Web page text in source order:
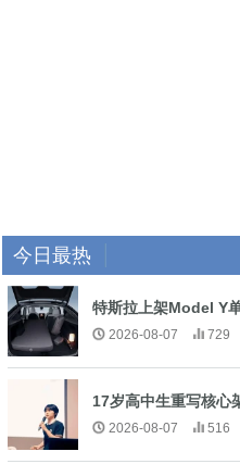
今日最热
特斯拉上架Model Y
2026-08-07 729
17岁高中生重写核心
2026-08-07 516